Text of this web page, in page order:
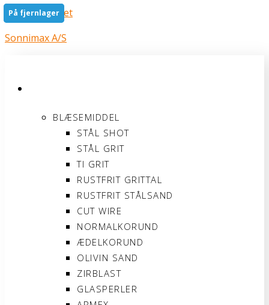
Gå til indholdet
Sonnimax A/S
BLÆSEMIDDEL
STÅL SHOT
STÅL GRIT
TI GRIT
RUSTFRIT GRITTAL
RUSTFRIT STÅLSAND
CUT WIRE
NORMALKORUND
ÆDELKORUND
OLIVIN SAND
ZIRBLAST
GLASPERLER
På fjernlager
På fjernlager